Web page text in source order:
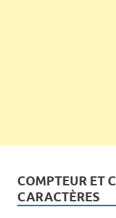
COMPTEUR ET
CARACTÈRES